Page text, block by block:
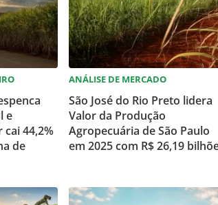
e
44,2%
de
ANÁLISE DE MERCADO
São José do Rio Preto lidera
Valor da Produção
Agropecuária de São Paulo
em 2025 com R$ 26,19